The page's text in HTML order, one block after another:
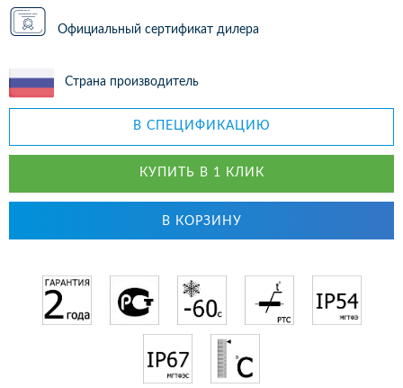
Официальный сертификат дилера
Страна производитель
В СПЕЦИФИКАЦИЮ
КУПИТЬ В 1 КЛИК
В КОРЗИНУ